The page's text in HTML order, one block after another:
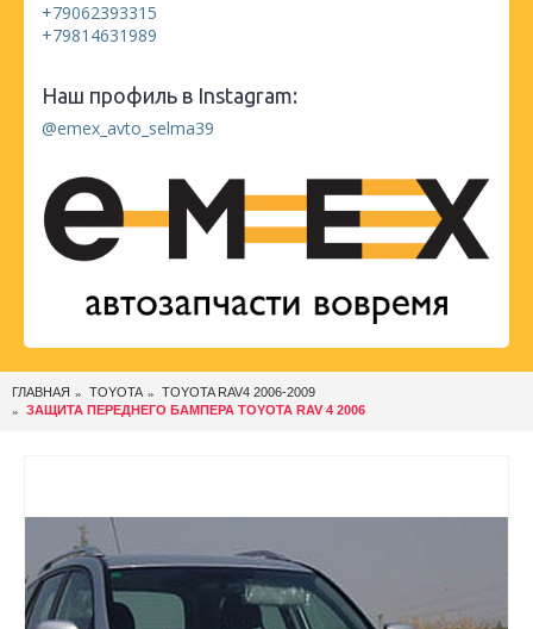
+79062393315
+79814631989
Наш профиль в Instagram:
@emex_avto_selma39
ГЛАВНАЯ TOYOTA
TOYOTA RAV4 2006-2009
ЗАЩИТА ПЕРЕДНЕГО БАМПЕРА TOYOTA RAV 4 2006